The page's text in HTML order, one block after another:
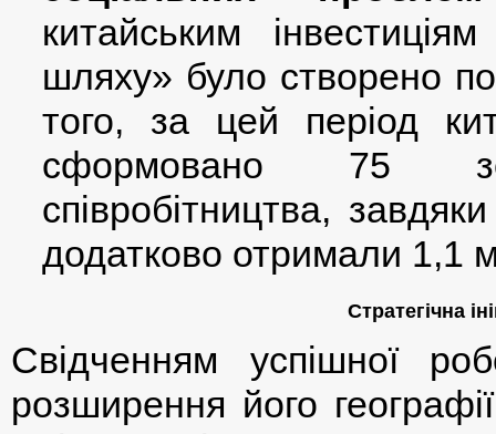
китайським
шляху» було створено
того, за цей період
сформовано 75 зон
співробітництва,
додатково отримали
Стратегічна
Свідченням успішної
розширення його